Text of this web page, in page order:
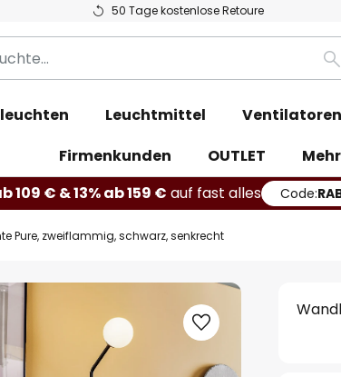
50 Tage kostenlose Retoure
Leuchtmittel Ventilatoren
Firmenkunden
OUTLET
Mehr
109 € & 13% ab 159 € auf fast alles Code:
Pure, zweiflammig, schwarz, senkrecht